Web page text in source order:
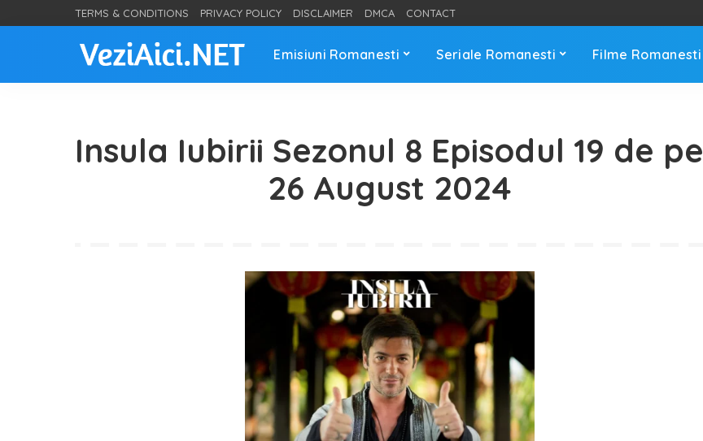
TERMS & CONDITIONS PRIVACY POLICY DISCLAIMER DMCA CONTACT
Emisiuni Romanesti Seriale Romanesti Filme Romanesti
Insula Iubirii Sezonul 8 Episodul 19 de pe
26 August 2024